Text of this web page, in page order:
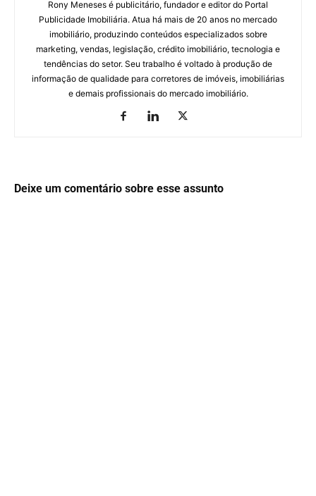
Rony Meneses é publicitário, fundador e editor do Portal
Publicidade Imobiliária. Atua há mais de 20 anos no mercado
imobiliário, produzindo conteúdos especializados sobre
marketing, vendas, legislação, crédito imobiliário, tecnologia e
tendências do setor. Seu trabalho é voltado à produção de
informação de qualidade para corretores de imóveis, imobiliárias
e demais profissionais do mercado imobiliário.
Deixe um comentário sobre esse assunto